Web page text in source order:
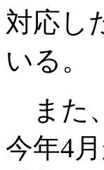
対応し
いる。
また
今年4